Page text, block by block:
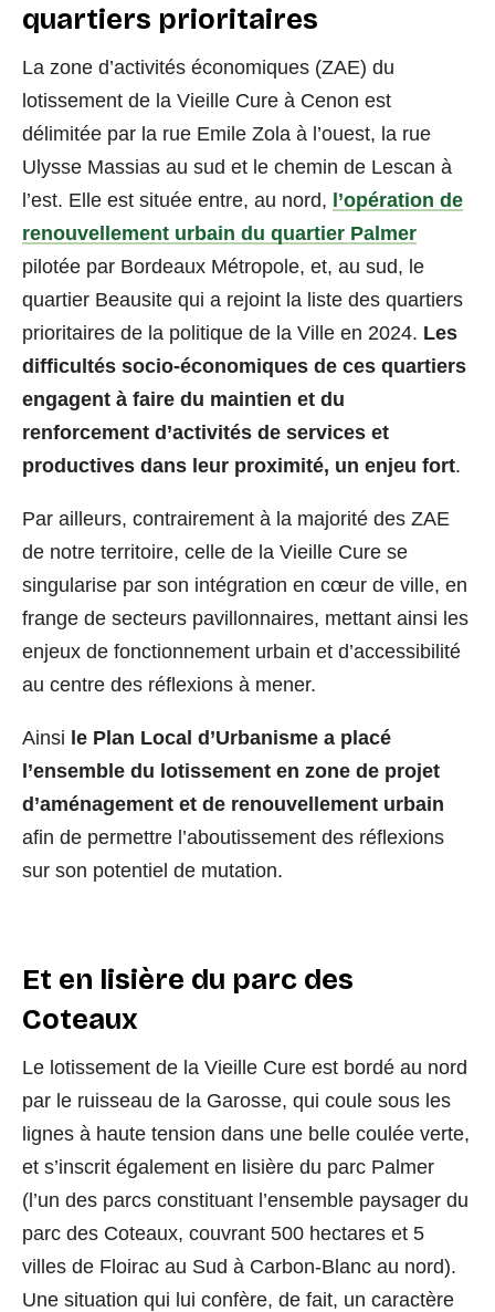
quartiers prioritaires
La zone d’activités économiques (ZAE) du
lotissement de la Vieille Cure à Cenon est
délimitée par la rue Emile Zola à l’ouest, la rue
Ulysse Massias au sud et le chemin de Lescan à
l’est. Elle est située entre, au nord, l’opération de
renouvellement urbain du quartier Palmer
pilotée par Bordeaux Métropole, et, au sud, le
quartier Beausite qui a rejoint la liste des quartiers
prioritaires de la politique de la Ville en 2024. Les
difficultés socio-économiques de ces quartiers
engagent à faire du maintien et du
renforcement d’activités de services et
productives dans leur proximité, un enjeu fort.
Par ailleurs, contrairement à la majorité des ZAE
de notre territoire, celle de la Vieille Cure se
singularise par son intégration en cœur de ville, en
frange de secteurs pavillonnaires, mettant ainsi les
enjeux de fonctionnement urbain et d’accessibilité
au centre des réflexions à mener.
Ainsi le Plan Local d’Urbanisme a placé
l’ensemble du lotissement en zone de projet
d’aménagement et de renouvellement urbain
afin de permettre l’aboutissement des réflexions
sur son potentiel de mutation.
Et en lisière du parc des
Coteaux
Le lotissement de la Vieille Cure est bordé au nord
par le ruisseau de la Garosse, qui coule sous les
lignes à haute tension dans une belle coulée verte,
et s’inscrit également en lisière du parc Palmer
(l’un des parcs constituant l’ensemble paysager du
parc des Coteaux, couvrant 500 hectares et 5
villes de Floirac au Sud à Carbon-Blanc au nord).
Une situation qui lui confère, de fait, un caractère